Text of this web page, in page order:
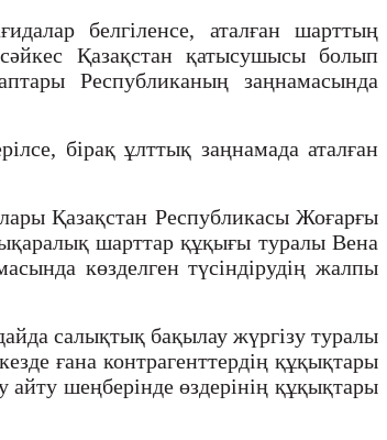
белгіленсе, аталған шарттың
Қазақстан қатысушысы болып
Республиканың заңнамасында
бірақ ұлттық заңнамада аталған
Қазақстан Республикасы Жоғарғы
шарттар құқығы туралы Вена
көзделген түсіндірудің жалпы
салықтық бақылау жүргізу туралы
ғана контрагенттердің құқықтары
айту шеңберінде өздерінің құқықтары